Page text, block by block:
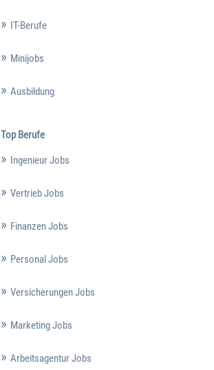
IT-Berufe
Minijobs
Ausbildung
Top Berufe
Ingenieur Jobs
Vertrieb Jobs
Finanzen Jobs
Personal Jobs
Versicherungen Jobs
Marketing Jobs
Arbeitsagentur Jobs